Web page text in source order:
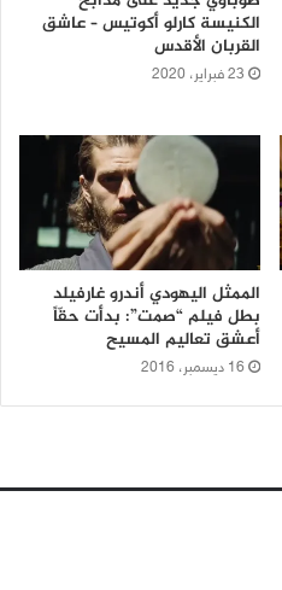
الكنيسة كارلو أكوتيس – عاشق
القربان الأقدس
23 فبراير، 2020
الممثل اليهودي أندرو غارفيلد
بطل فيلم “صمت”: بدأت حقّاً
أعشق تعاليم المسيح
16 ديسمبر، 2016